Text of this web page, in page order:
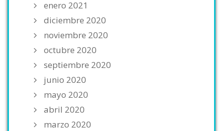
enero 2021
diciembre 2020
noviembre 2020
octubre 2020
septiembre 2020
junio 2020
mayo 2020
abril 2020
marzo 2020